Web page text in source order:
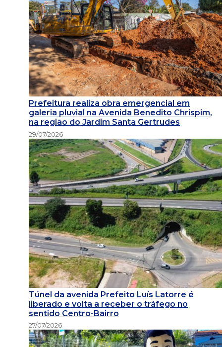
Prefeitura realiza obra emergencial em
galeria pluvial na Avenida Benedito Chrispim,
na região do Jardim Santa Gertrudes
29/07/2026
Túnel da avenida Prefeito Luís Latorre é
liberado e volta a receber o tráfego no
sentido Centro-Bairro
27/07/2026